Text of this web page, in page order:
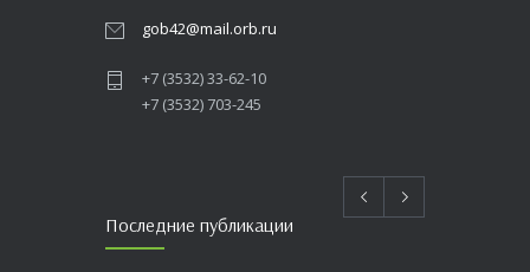
gob42@mail.orb.ru
+7 (3532) 33-62-10
+7 (3532) 703-245
Последние публикации